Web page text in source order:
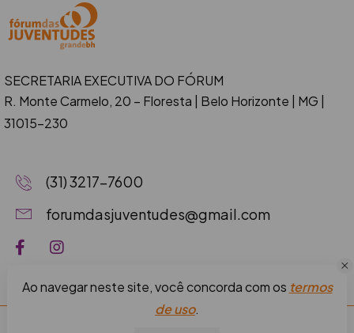
SECRETARIA EXECUTIVA DO FÓRUM
R. Monte Carmelo, 20 – Floresta
| Belo Horizonte | MG |
31015-230
(31) 3217-7600
forumdasjuventudes@gmail.com
Ao navegar neste site, você concorda com os termos
de uso.